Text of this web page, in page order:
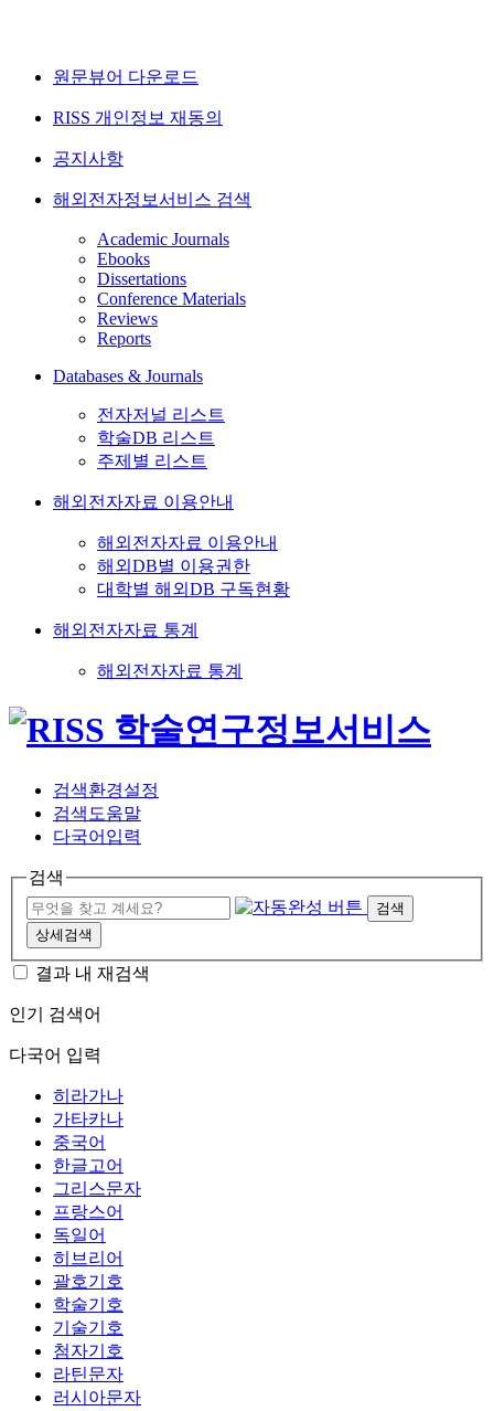
원문뷰어 다운로드
RISS 개인정보 재동의
공지사항
해외전자정보서비스 검색
Academic Journals
Ebooks
Dissertations
Conference Materials
Reviews
Reports
Databases & Journals
전자저널 리스트
학술DB 리스트
주제별 리스트
해외전자자료 이용안내
해외전자자료 이용안내
해외DB별 이용권한
대학별 해외DB 구독현황
해외전자자료 통계
해외전자자료 통계
검색환경설정
검색도움말
다국어입력
검색
검색
상세검색
결과 내 재검색
인기 검색어
다국어 입력
히라가나
가타카나
중국어
한글고어
그리스문자
프랑스어
독일어
히브리어
괄호기호
학술기호
기술기호
첨자기호
라틴문자
러시아문자